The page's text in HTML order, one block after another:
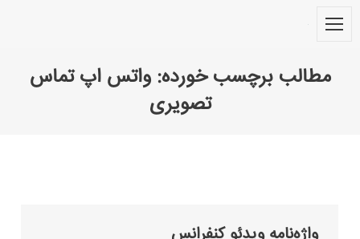
مطالب برچسب خورده:واتس اپ تماس
تصویری